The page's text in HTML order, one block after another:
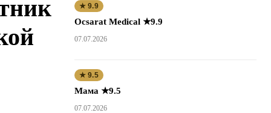
★ 9.9
Ocsarat Medical ★9.9
07.07.2026
★ 9.5
Мама ★9.5
07.07.2026